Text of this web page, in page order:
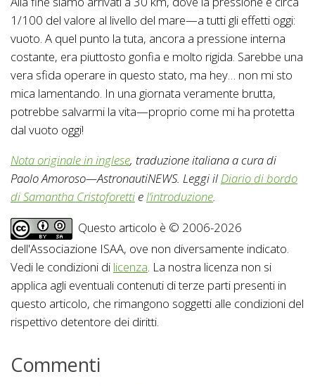
1/100 del valore al livello del mare—a tutti gli effetti oggi:
vuoto. A quel punto la tuta, ancora a pressione interna
costante, era piuttosto gonfia e molto rigida. Sarebbe una
vera sfida operare in questo stato, ma hey… non mi sto
mica lamentando. In una giornata veramente brutta,
potrebbe salvarmi la vita—proprio come mi ha protetta
dal vuoto oggi!
Nota originale in inglese, traduzione italiana a cura di
Paolo Amoroso—AstronautiNEWS. Leggi ilDiario di bordo
di Samantha Cristoforetti el’introduzione.
Questo articolo è © 2006-2026
dell'Associazione ISAA, ove non diversamente indicato.
Vedi le condizioni di licenza. La nostra licenza non si
applica agli eventuali contenuti di terze parti presenti in
questo articolo, che rimangono soggetti alle condizioni del
rispettivo detentore dei diritti.
Commenti